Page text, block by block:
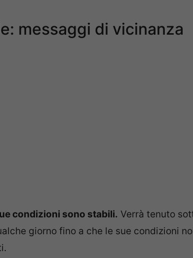
messaggi di vicinanza
condizioni sono stabili. Verrà tenuto
giorno fino a che le sue condizioni